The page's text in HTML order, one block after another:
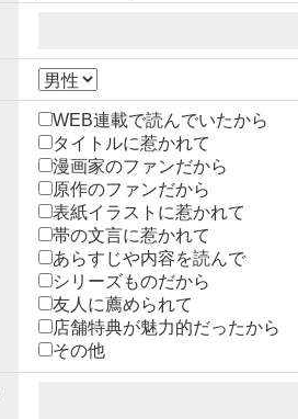
WEB連載で読んでいたから
タイトルに惹かれて
漫画家のファンだから
原作のファンだから
表紙イラストに惹かれて
帯の文言に惹かれて
あらすじや内容を読んで
シリーズものだから
友人に薦められて
店舗特典が魅力的だったから
その他